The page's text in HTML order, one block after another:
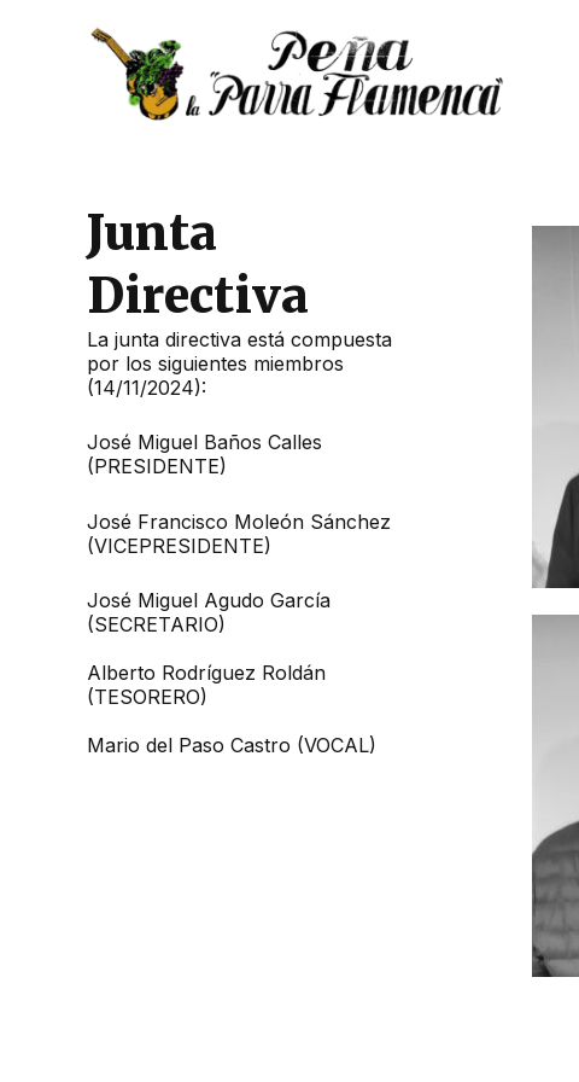
Junta
Directiva
La junta directiva está compuesta
por los siguientes miembros
(14/11/2024):
José Miguel Baños Calles
(PRESIDENTE)
José Francisco Moleón Sánchez
(VICEPRESIDENTE)
José Miguel Agudo García
(SECRETARIO)
Alberto Rodríguez Roldán
(TESORERO)
Mario del Paso Castro (VOCAL)